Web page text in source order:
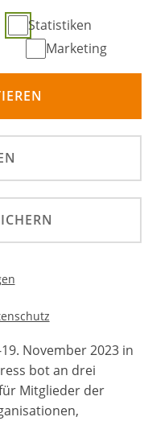
den DMSB-
um sich zu
zu gewinnen. Der
November 2023 in
bot an drei
Mitglieder der
Statistiken
Marketing
Kernfunktionalität
Website nutzbar zu
die Website nicht